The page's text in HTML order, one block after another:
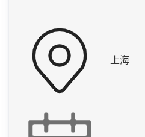
上海